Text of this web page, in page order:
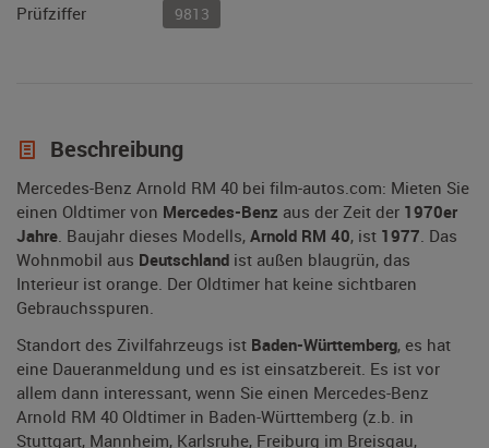
Prüfziffer
9813
Beschreibung
Mercedes-Benz Arnold RM 40 bei film-autos.com: Mieten Sie
einen Oldtimer von Mercedes-Benz aus der Zeit der 1970er
Jahre . Baujahr dieses Modells, Arnold RM 40, ist 1977 . Das
Wohnmobil aus Deutschland ist außen blaugrün, das
Interieur ist orange. Der Oldtimer hat keine sichtbaren
Gebrauchsspuren.
Standort des Zivilfahrzeugs ist Baden-Württemberg, es hat
eine Daueranmeldung und es ist einsatzbereit. Es ist vor
allem dann interessant, wenn Sie einen Mercedes-Benz
Arnold RM 40 Oldtimer in Baden-Württemberg (z.b. in
Stuttgart, Mannheim, Karlsruhe, Freiburg im Breisgau,